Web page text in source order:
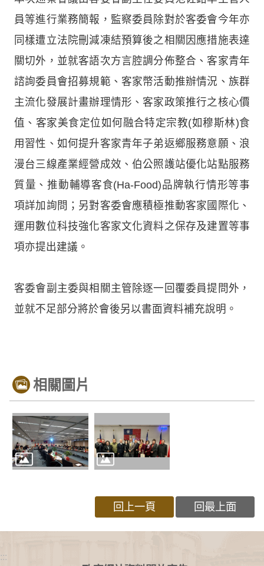
員等進行業務簡報，監察委員除對於客委會今年亦
同樣遭立法院刪減凍結預算後之相關因應措施表達
關切外，並就客語次方言腔調分佈整合、客家青年
諮詢委員會招募規範、客家幣活動推辦情況、族群
主流化發展計畫辦理情形、客家政策推行之核心價
值、客家美食定位如何融合特定宗教(如穆斯林)食
用習性、如何提升客家青年子弟返鄉服務意願、浪
漫台三線產業經營成效、伯公照護站優化站點服務
質量、推動輔導客食(Ha-Food)品牌執行情形等事
項詳加詢問；另對客委會應積極推動客家國際化、
運用數位科技強化客家文化資料之保存及建置等事
項亦提出建議。
客委會副主委與相關主管除逐一回覆委員提問外，
並就不足部分將於會後另以書面資料補充說明。
相關圖片
回上一頁 回最上面
:::